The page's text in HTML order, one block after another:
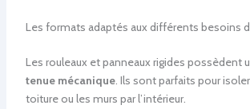
Les formats adaptés aux différents besoins
Les rouleaux et panneaux rigides possèdent
tenue mécanique. Ils sont parfaits pour
toiture ou les murs par l’intérieur.